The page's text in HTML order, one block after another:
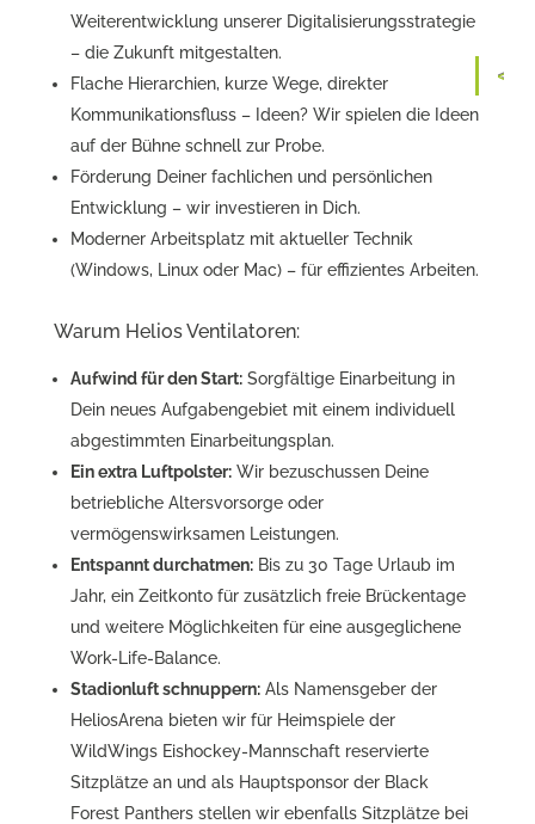
Weiterentwicklung unserer Digitalisierungsstrategie
– die Zukunft mitgestalten.
Flache Hierarchien, kurze Wege, direkter
Kommunikationsfluss – Ideen? Wir spielen die Ideen
auf der Bühne schnell zur Probe.
Förderung Deiner fachlichen und persönlichen
Entwicklung – wir investieren in Dich.
Moderner Arbeitsplatz mit aktueller Technik
(Windows, Linux oder Mac) – für effizientes Arbeiten.
Warum Helios Ventilatoren:
Aufwind für den Start:Sorgfältige Einarbeitung in
Dein neues Aufgabengebiet mit einem individuell
abgestimmten Einarbeitungsplan.
Ein extra Luftpolster:Wir bezuschussen Deine
betriebliche Altersvorsorge oder
vermögenswirksamen Leistungen.
Entspannt durchatmen:Bis zu 30 Tage Urlaub im
Jahr, ein Zeitkonto für zusätzlich freie Brückentage
und weitere Möglichkeiten für eine ausgeglichene
Work-Life-Balance.
Stadionluft schnuppern:Als Namensgeber der
HeliosArena bieten wir für Heimspiele der
WildWings Eishockey-Mannschaft reservierte
Sitzplätze an und als Hauptsponsor der Black
Forest Panthers stellen wir ebenfalls Sitzplätze bei